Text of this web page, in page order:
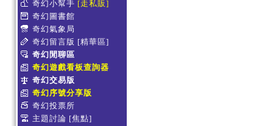
奇幻小幫手 [走私販]
奇幻圖書館
奇幻氣象局
奇幻留言版 [精華區]
奇幻閒聊區
奇幻遊戲看板查詢器
奇幻交易版
奇幻序號分享版
奇幻投票所
主題討論 [焦點]